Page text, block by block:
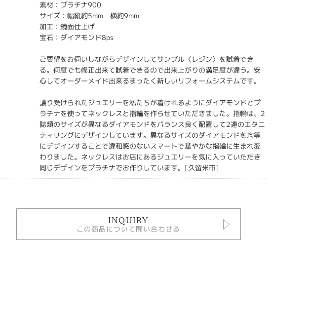
素材：プラチナ900
サイズ：幅縦約5mm 横約9mm
加工：鏡面仕上げ
宝石：ダイアモンド8ps
ご要望をお伺いしながらデザインしてサンプル〈レジン〉を試着でき
る。何度でも修正出来て試着できるので出来上がりの満足度が違う。安
心してオーダーメイド出来るまったく新しいリフォームシステムです。
譲り受けられたジュエリーを私たちが着けれるようにダイアモンドとプ
ラチナを使ってネックレスと指輪を作らせていただきました。指輪は、2
誌類のサイズが異なるダイアモンドをバランス良く配置して2連のエタニ
ティリングにデザインしています。異なるサイズのダイアモンドを均等
にデザインすることで違和感のないスマートで華やかな指輪に生まれ変
わりました。ネックレスはお店にあるジュエリーを気に入っていただき
同じデザインをプラチナでお作りしています。[久留米市]
INQUIRY
この商品について問い合わせる